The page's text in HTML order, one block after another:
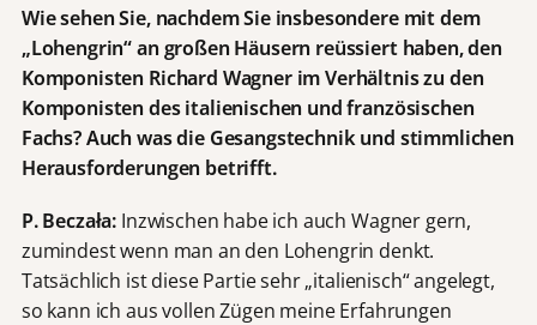
Wie sehen Sie, nachdem Sie insbesondere mit dem
„Lohengrin“ an großen Häusern reüssiert haben, den
Komponisten Richard Wagner im Verhältnis zu den
Komponisten des italienischen und französischen
Fachs? Auch was die Gesangstechnik und stimmlichen
Herausforderungen betrifft.
P. Beczała: Inzwischen habe ich auch Wagner gern,
zumindest wenn man an den Lohengrin denkt.
Tatsächlich ist diese Partie sehr „italienisch“ angelegt,
so kann ich aus vollen Zügen meine Erfahrungen